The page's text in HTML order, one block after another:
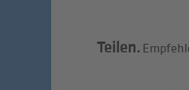
Teilen.